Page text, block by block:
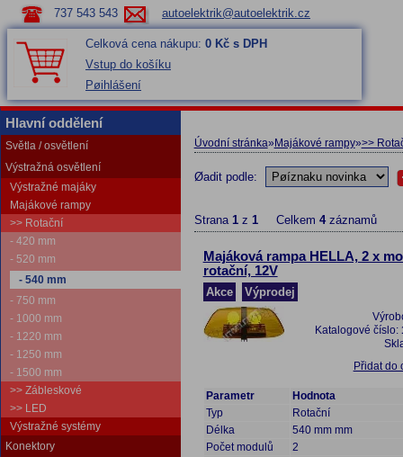
737 543 543 autoelektrik@autoelektrik.cz
Celková cena nákupu: 0 Kč s DPH
Vstup do košíku
Pøihlášení
Hlavní oddělení
Světla / osvětlení
Výstražná osvětlení
Výstražné majáky
Majákové rampy
>> Rotační
- 420 mm
- 520 mm
- 540 mm
- 750 mm
- 1000 mm
- 1220 mm
- 1250 mm
- 1500 mm
>> Zábleskové
>> LED
Výstražné systémy
Konektory
Úvodní stránka» Majákové rampy»>>
Øadit podle:
Strana 1z 1Celkem 4záznamů
Majáková rampa HELLA, 2 x
rotační, 12V
Akce Výprodej
Katalogové číslo:
Přidat do
Parametr
Hodnota
Typ
Rotační
Délka
540 mm mm
Počet modulů
2